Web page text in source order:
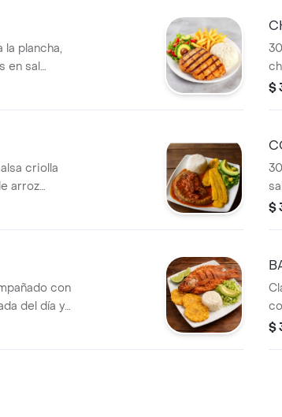
plancha,
en sal
día y
$
criolla
arroz
Un plato
$
con
del día y
$